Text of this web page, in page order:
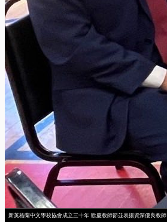
新英格蘭中文學校協會成立三十年 歡慶教師節並表揚資深優良教師